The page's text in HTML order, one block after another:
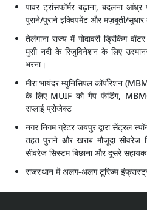
पावर ट्रांसफॉर्मर बढ़ाना, बदलना
पुराने/पुराने इक्विपमेंट और मज़बूती/सुधार
तेलंगाना राज्य में गोदावरी ड्रिंकिंग
मुसी नदी के रिजुविनेशन के लिए
भरना।
मीरा भायंदर म्युनिसिपल कॉर्पोरेशन
के लिए MUIF को गैप फंडिंग,
सप्लाई प्रोजेक्ट
नगर निगम ग्रेटर जयपुर द्वारा सेंट्रल
तहत पुराने और खराब मौजूदा
सीवरेज सिस्टम बिछाना और दूसरे
राजस्थान में अलग-अलग टूरिज्म